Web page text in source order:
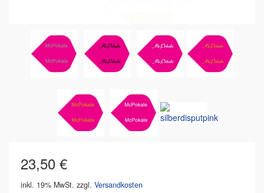
23,50 €
inkl. 19% MwSt. zzgl. Versandkosten